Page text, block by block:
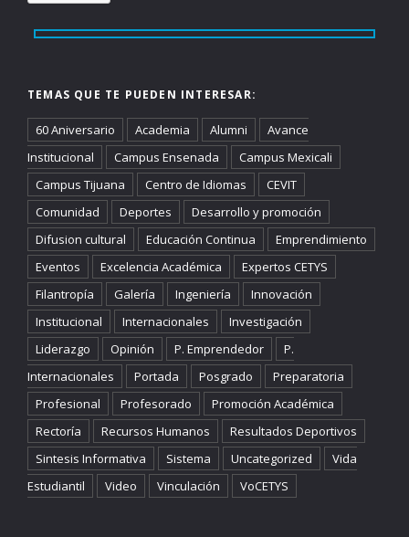
TEMAS QUE TE PUEDEN INTERESAR:
60 Aniversario Academia Alumni
Avance
Institucional
Campus Ensenada
Campus Mexicali
Campus Tijuana
Centro de Idiomas
CEVIT
Comunidad
Deportes
Desarrollo y promoción
Difusion cultural
Educación Continua
Emprendimiento
Eventos
Excelencia Académica
Expertos CETYS
Filantropía
Galería Ingeniería
Innovación
Institucional
Internacionales
Investigación
Liderazgo
Opinión P. Emprendedor
P.
Internacionales
Portada Posgrado
Preparatoria
Profesional
Profesorado
Promoción Académica
Rectoría
Recursos Humanos
Resultados Deportivos
Sintesis Informativa
Sistema Uncategorized
Vida
Estudiantil
Video Vinculación VoCETYS